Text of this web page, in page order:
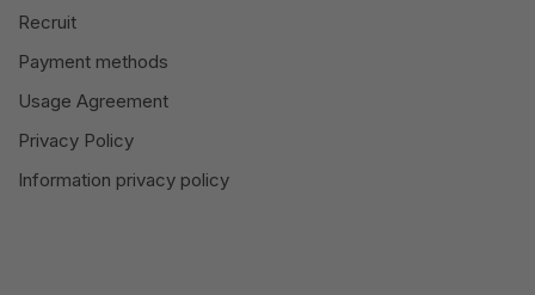
Recruit
Payment methods
Usage Agreement
Privacy Policy
Information privacy policy